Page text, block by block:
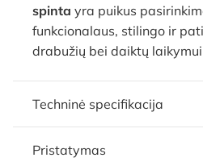
spinta yra puikus
funkcionalaus, stilingo ir
drabužių bei daiktų
Techninė specifikacija
Pristatymas